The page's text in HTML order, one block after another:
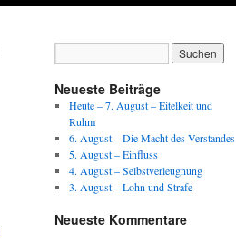
Neueste Beiträge
Heute – 7. August – Eitelkeit und
Ruhm
6. August – Die Macht des Verstandes
5. August – Einfluss
4. August – Selbstverleugnung
3. August – Lohn und Strafe
Neueste Kommentare